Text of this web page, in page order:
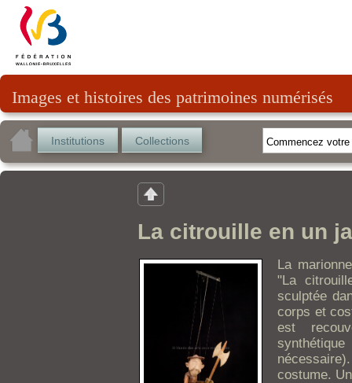
Images et histoires des patrimoines numérisés
Institutions Collections
La citrouille en un
La
"La
sculptée
corps et
est
costume.